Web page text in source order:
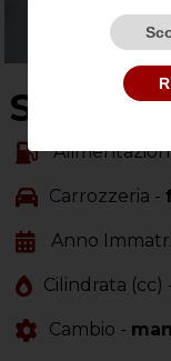
SU
Carrozzeria -
Anno
Cilindrata (cc)
Cambio -